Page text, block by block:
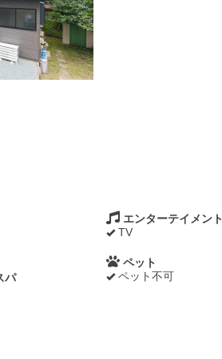
エンターテイメント
TV
ペット
ペット不可
パ